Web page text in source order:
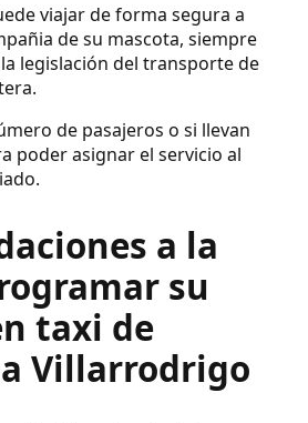
viajar de forma segura a
de su mascota, siempre
legislación del transporte de
de pasajeros o si llevan
poder asignar el servicio al
a la
su
taxi de
Villarrodrigo